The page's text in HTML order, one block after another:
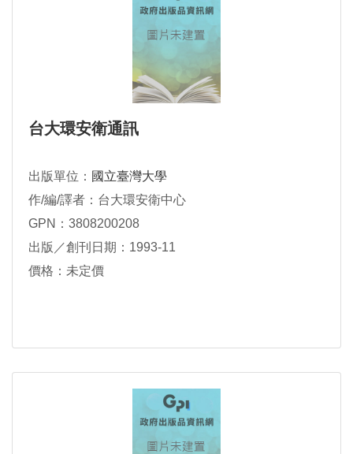
台大環安衛通訊
出版單位： 國立臺灣大學
作/編/譯者：台大環安衛中心
GPN：3808200208
出版／創刊日期：1993-11
價格：未定價